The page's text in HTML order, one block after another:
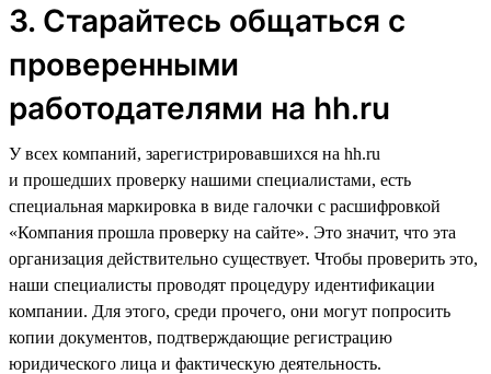
3. Старайтесь общаться с
проверенными
работодателями на hh.ru
У всех компаний, зарегистрировавшихся на hh.ru
и прошедших проверку нашими специалистами, есть
специальная маркировка в виде галочки с расшифровкой
«Компания прошла проверку на сайте». Это значит, что эта
организация действительно существует. Чтобы проверить это,
наши специалисты проводят процедуру идентификации
компании. Для этого, среди прочего, они могут попросить
копии документов, подтверждающие регистрацию
юридического лица и фактическую деятельность.